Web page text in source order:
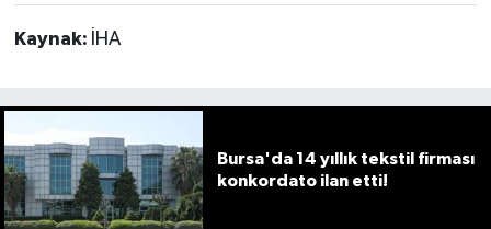
Kaynak: İHA
Bursa'da 14 yıllık tekstil firması
konkordato ilan etti!